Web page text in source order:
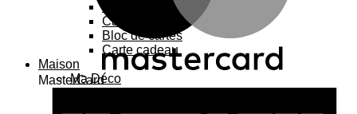
MasterCard
Carte à sticker
Bloc de cartes
Carte cadeau
Maison
Ma Déco